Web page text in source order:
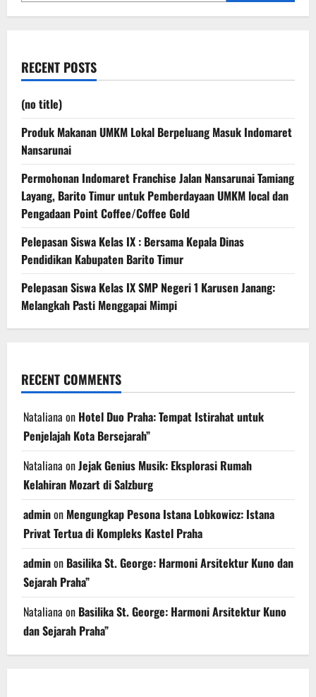
RECENT POSTS
(no title)
Produk Makanan UMKM Lokal Berpeluang Masuk Indomaret
Nansarunai
Permohonan Indomaret Franchise Jalan Nansarunai Tamiang
Layang, Barito Timur untuk Pemberdayaan UMKM local dan
Pengadaan Point Coffee/Coffee Gold
Pelepasan Siswa Kelas IX : Bersama Kepala Dinas
Pendidikan Kabupaten Barito Timur
Pelepasan Siswa Kelas IX SMP Negeri 1 Karusen Janang:
Melangkah Pasti Menggapai Mimpi
RECENT COMMENTS
Nataliana on Hotel Duo Praha: Tempat Istirahat untuk
Penjelajah Kota Bersejarah”
Nataliana onJejak Genius Musik: Eksplorasi Rumah
Kelahiran Mozart di Salzburg
adminon Mengungkap Pesona Istana Lobkowicz: Istana
Privat Tertua di Kompleks Kastel Praha
adminon Basilika St. George: Harmoni Arsitektur Kuno dan
Sejarah Praha”
Nataliana on Basilika St. George: Harmoni Arsitektur Kuno
dan Sejarah Praha”